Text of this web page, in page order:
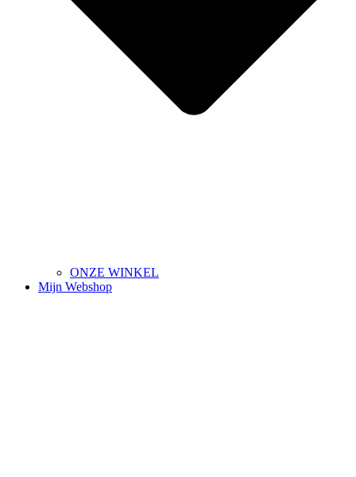
ONZE WINKEL
Mijn Webshop